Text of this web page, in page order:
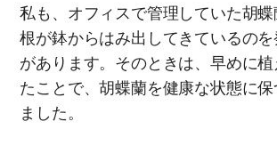
私も、オフィスで管理していた胡蝶
根が鉢からはみ出してきているの
があります。そのときは、早めに
たことで、胡蝶蘭を健康な状態に
ました。